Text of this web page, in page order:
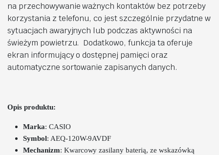
na przechowywanie ważnych kontaktów bez potrzeby
korzystania z telefonu, co jest szczególnie przydatne w
sytuacjach awaryjnych lub podczas aktywności na
świeżym powietrzu. Dodatkowo, funkcja ta oferuje
ekran informujący o dostępnej pamięci oraz
automatyczne sortowanie zapisanych danych.
Opis produktu:
Marka: CASIO
Symbol: AEQ-120W-9AVDF
Mechanizm: Kwarcowy zasilany baterią, ze wskazówką